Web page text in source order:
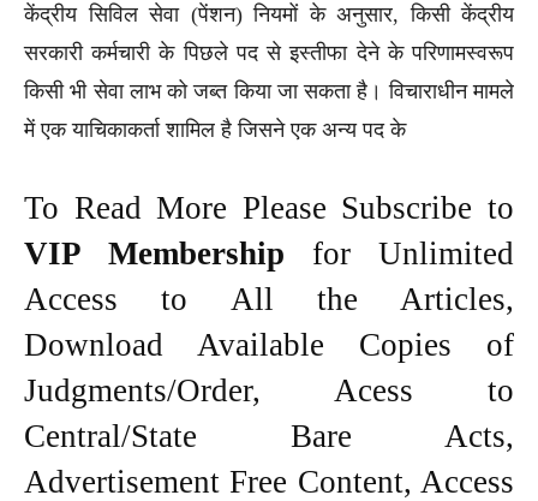
केंद्रीय सिविल सेवा (पेंशन) नियमों के अनुसार, किसी केंद्रीय
सरकारी कर्मचारी के पिछले पद से इस्तीफा देने के परिणामस्वरूप
किसी भी सेवा लाभ को जब्त किया जा सकता है। विचाराधीन मामले
में एक याचिकाकर्ता शामिल है जिसने एक अन्य पद के
To Read More Please Subscribe to
VIP Membership for Unlimited
Access to All the Articles,
Download Available Copies of
Judgments/Order, Acess to
Central/State Bare Acts,
Advertisement Free Content, Access